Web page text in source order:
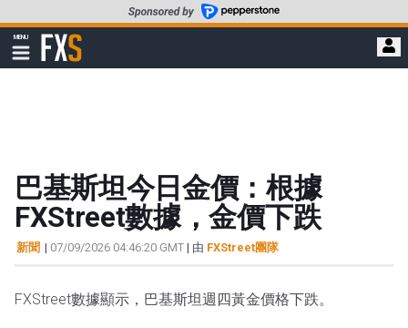
至
要
MENU
顯
示
FXStreet
巴基斯坦今日金價：根據
FXStreet數據，金價下跌
新聞 | 07/09/2026 04:46:20 GMT | 由 FXStreet團隊
FXStreet數據顯示，巴基斯坦週四黃金價格下跌。